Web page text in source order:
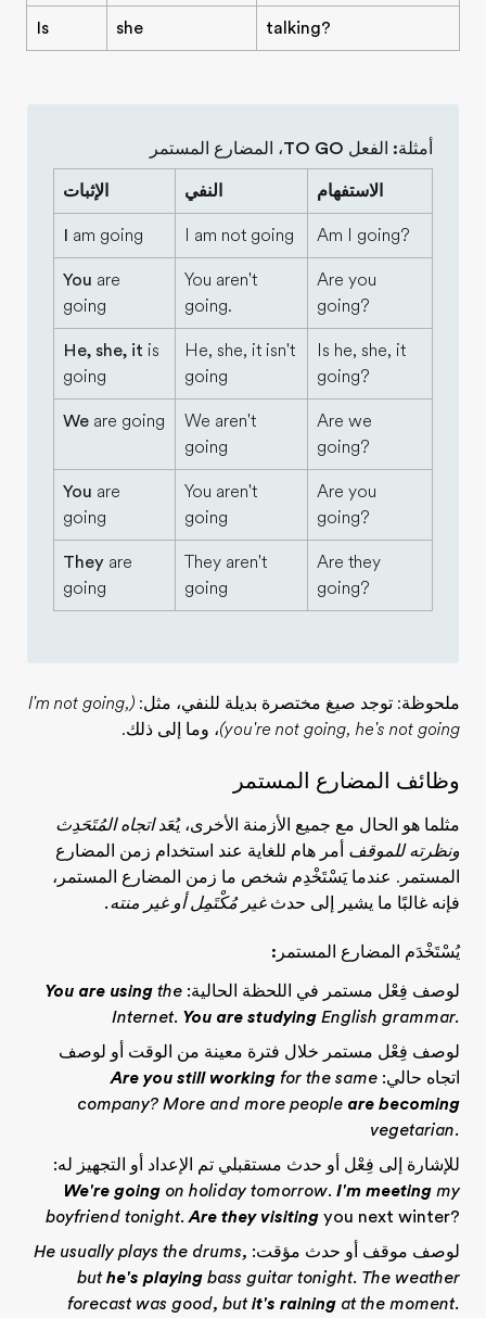
Is she talking?
أمثلة: الفعل TO GO، المضارع المستمر
الإثبات النفي الاستفهام
I am going I am not going Am I going?
You are
going
You aren't
going.
Are you
going?
He, she, it is
going
He, she, it isn't
going
Is he, she, it
going?
We are going
We aren't
going
Are we
going?
You are
going
You aren't
going
Are you
going?
They are
going
They aren't
going
Are they
going?
ملحوظة: توجد صيغ مختصرة بديلة للنفي، مثل:
(I'm not going,
you're not going, he's not going) ، وما إلى ذلك.
وظائف المضارع المستمر
مثلما هو الحال مع جميع الأزمنة الأخرى، يُعَداتجاه المُتَحَدِث
ونظرته للموقف أمر هام للغاية عند استخدام زمن المضارع
المستمر. عندما يَسْتَخْدِم شخص ما زمن المضارع المستمر،
فإنه غالبًا ما يشير إلى حدثغير مُكْتَمِل أو غير منته.
يُسْتَخْدَم المضارع المستمر:
لوصف فِعْل مستمر في اللحظة الحالية:
You are using the
Internet. You are studying English grammar.
لوصف فِعْل مستمر خلال فترة معينة من الوقت أو لوصف
اتجاه حالي:
Are you still working for the same
company? More and more people are becoming
vegetarian.
للإشارة إلى فِعْل أو حدث مستقبلي تم الإعداد أو التجهيز له:
We're going on holiday tomorrow. I'm meeting my
boyfriend tonight.Are they visiting you next winter?
لوصف موقف أو حدث مؤقت: He usually plays the drums,
buthe's playing bass guitar tonight. The weather
forecast was good, butit's raining at the moment.